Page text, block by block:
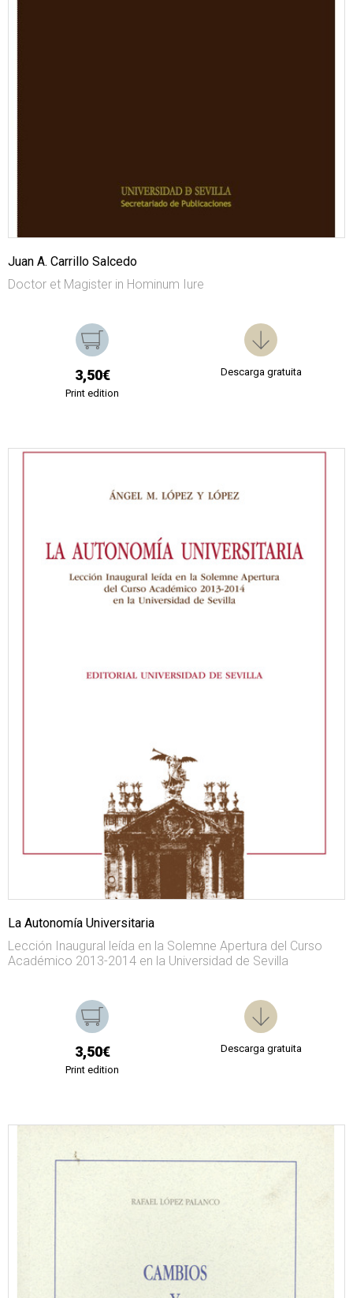
Juan A. Carrillo Salcedo
Doctor et Magister in Hominum Iure
3,50€
Print edition
Descarga gratuita
La Autonomía Universitaria
Lección Inaugural leída en la Solemne Apertura del Curso
Académico 2013-2014 en la Universidad de Sevilla
3,50€
Print edition
Descarga gratuita